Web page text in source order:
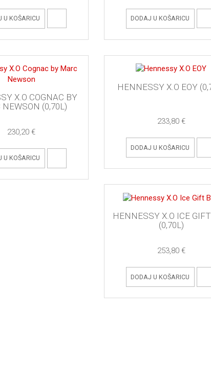
U KOŠARICU DODAJ U KOŠARICU
X.O COGNAC BY
NEWSON (0,70L)
230,20 €
U KOŠARICU
HENNESSY X.O EOY
233,80 €
DODAJ U KOŠARICU
HENNESSY X.O ICE
(0,70L)
253,80 €
DODAJ U KOŠARICU